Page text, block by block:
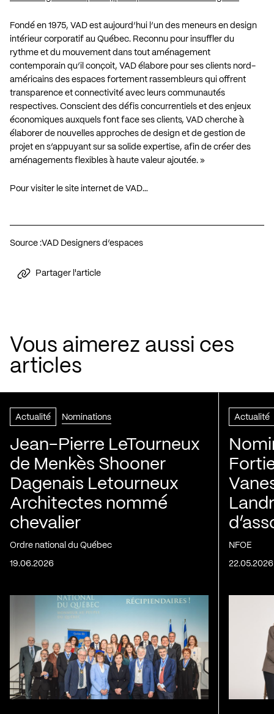
Fondé en 1975, VAD est aujourd’hui l’un des meneurs en design
intérieur corporatif au Québec. Reconnu pour insuffler du
rythme et du mouvement dans tout aménagement
contemporain qu’il conçoit, VAD élabore pour ses clients nord-
américains des espaces fortement rassembleurs qui offrent
transparence et connectivité avec leurs communautés
respectives. Conscient des défis concurrentiels et des enjeux
économiques auxquels font face ses clients, VAD cherche à
élaborer de nouvelles approches de design et de gestion de
projet en s’appuyant sur sa solide expertise, afin de créer des
aménagements flexibles à haute valeur ajoutée. »
Pour visiter le site internet de VAD…
Source :VAD Designers d’espaces
Partager l'article
Vous aimerez aussi ces
articles
Actualité Nominations
Jean-Pierre LeTourneux
de Menkès Shooner
Dagenais Letourneux
Architectes nommé
chevalier
Ordre national du Québec
19.06.2026
Actualité
NFOE
22.05.2026